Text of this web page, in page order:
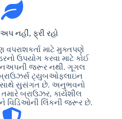
નહીં, ફ્રી રહો
વપરાશકર્તા માટે મુક્તપણે
ઉપયોગ કરવા માટે કોઈ
જરૂર નથી. ગૂગલ
ટ્યુબઓફલાઇન
સાથે સુસંગત છે. અનુભવનો
બ્રાઉઝર, કાર્યશીલ
લિંકની જરૂર છે.